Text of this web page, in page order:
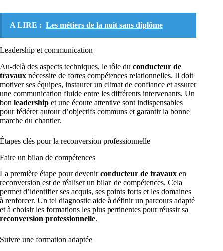
A LIRE : Les métiers de la nuit sans diplôme
Leadership et communication
Au-delà des aspects techniques, le rôle du conducteur de
travaux nécessite de fortes compétences relationnelles. Il doit
motiver ses équipes, instaurer un climat de confiance et assurer
une communication fluide entre les différents intervenants. Un
bon leadership et une écoute attentive sont indispensables
pour fédérer autour d’objectifs communs et garantir la bonne
marche du chantier.
Étapes clés pour la reconversion professionnelle
Faire un bilan de compétences
La première étape pour devenirconducteur de travaux en
reconversion est de réaliser un bilan de compétences. Cela
permet d’identifier ses acquis, ses points forts et les domaines
à renforcer. Un tel diagnostic aide à définir un parcours adapté
et à choisir les formations les plus pertinentes pour réussir sa
reconversion professionnelle.
Suivre une formation adaptée